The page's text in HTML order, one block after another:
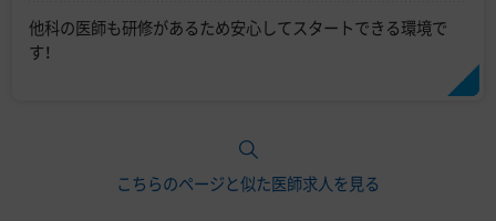
他科の医師も研修があるため安心してスタートできる環境で
す！
こちらのページと似た医師求人を見る